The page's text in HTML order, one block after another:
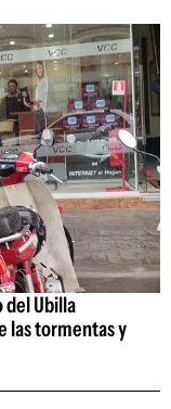
del Ubilla
las tormentas y